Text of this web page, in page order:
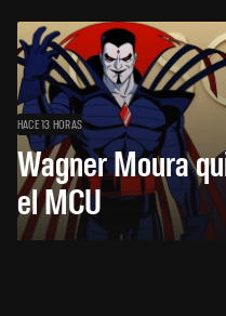
HACE 13 HORAS
Wagner Moura
el MCU